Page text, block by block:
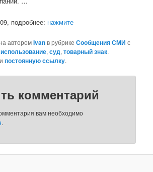
подробнее: нажмите
авторомIvanв рубрикеСообщения СМИ с
использование,суд,товарный знак.
постоянную ссылку.
комментарий
вам необходимо
.